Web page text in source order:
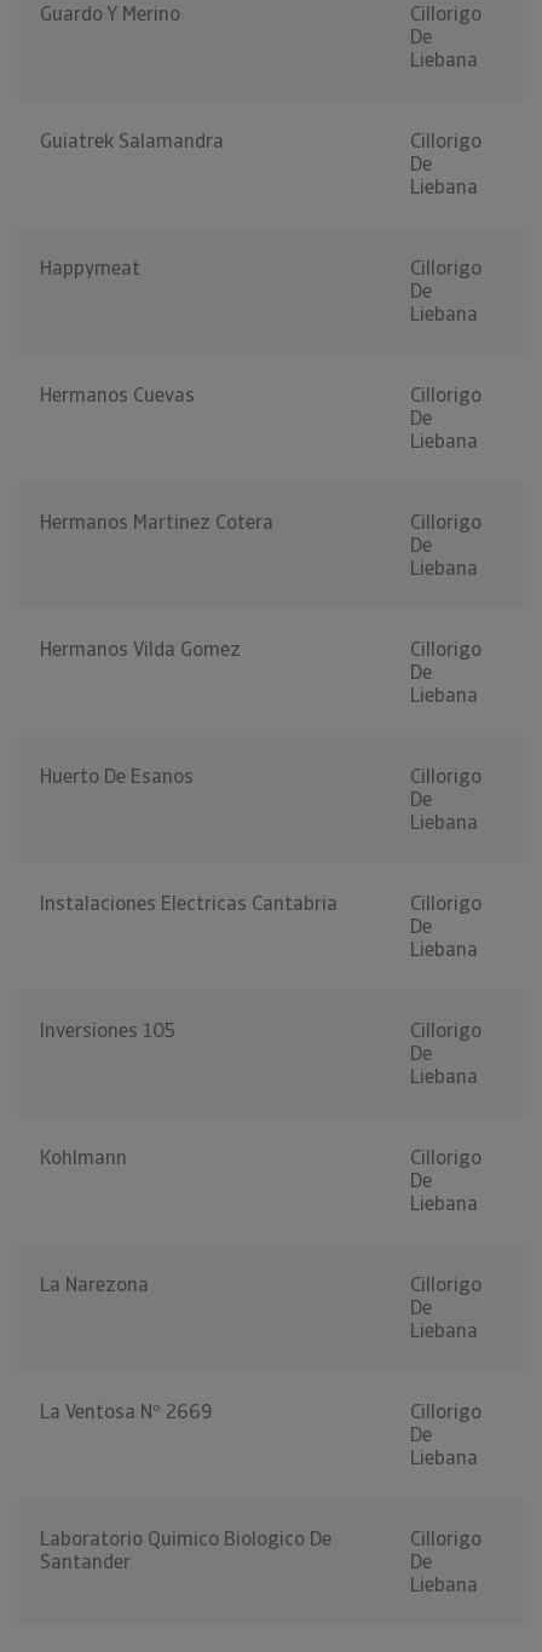
Guardo Y Merino
Cillorigo
De
Liebana
Guiatrek Salamandra
Cillorigo
De
Liebana
Happymeat
Cillorigo
De
Liebana
Hermanos Cuevas
Cillorigo
De
Liebana
Hermanos Martinez Cotera
Cillorigo
De
Liebana
Hermanos Vilda Gomez
Cillorigo
De
Liebana
Huerto De Esanos
Cillorigo
De
Liebana
Instalaciones Electricas Cantabria
Cillorigo
De
Liebana
Inversiones 105
Cillorigo
De
Liebana
Kohlmann
Cillorigo
De
Liebana
La Narezona
Cillorigo
De
Liebana
La Ventosa Nº 2669
Cillorigo
De
Liebana
Laboratorio Quimico Biologico De
Santander
Cillorigo
De
Liebana